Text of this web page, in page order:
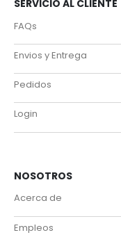
SERVICIO AL CLIENTE
FAQs
Envios y Entrega
Pedidos
Login
NOSOTROS
Acerca de
Empleos